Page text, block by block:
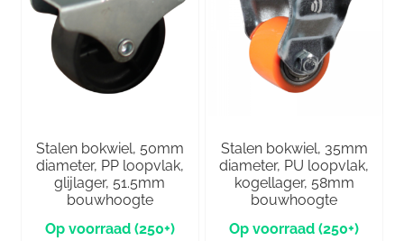
Stalen bokwiel, 50mm
diameter, PP loopvlak,
glijlager, 51.5mm
bouwhoogte
(250+)
Stalen bokwiel, 35mm
diameter, PU loopvlak,
kogellager, 58mm
bouwhoogte
(250+)